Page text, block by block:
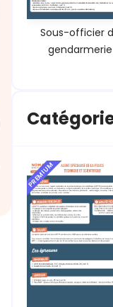
Sous-officier
gendarmerie
PREMIUM